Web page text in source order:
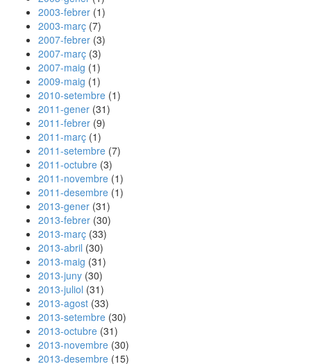
2003-febrer (1)
2003-març (7)
2007-febrer (3)
2007-març (3)
2007-maig (1)
2009-maig (1)
2010-setembre (1)
2011-gener (31)
2011-febrer (9)
2011-març (1)
2011-setembre (7)
2011-octubre (3)
2011-novembre (1)
2011-desembre (1)
2013-gener (31)
2013-febrer (30)
2013-març (33)
2013-abril (30)
2013-maig (31)
2013-juny (30)
2013-juliol (31)
2013-agost (33)
2013-setembre (30)
2013-octubre (31)
2013-novembre (30)
2013-desembre (15)